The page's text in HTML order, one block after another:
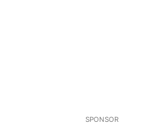
SPONSOR